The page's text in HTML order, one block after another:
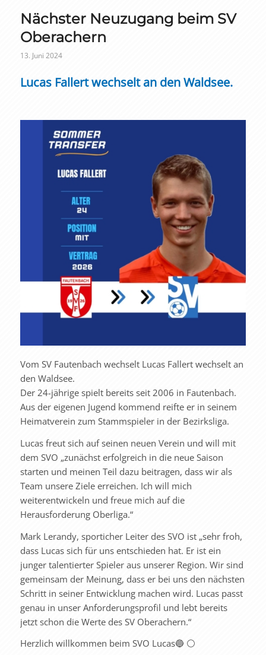
Nächster Neuzugang beim SV
Oberachern
13. Juni 2024
Lucas Fallert wechselt an den Waldsee.
Vom SV Fautenbach wechselt Lucas Fallert wechselt an
den Waldsee.
Der 24-jährige spielt bereits seit 2006 in Fautenbach.
Aus der eigenen Jugend kommend reifte er in seinem
Heimatverein zum Stammspieler in der Bezirksliga.
Lucas freut sich auf seinen neuen Verein und will mit
dem SVO „zunächst erfolgreich in die neue Saison
starten und meinen Teil dazu beitragen, dass wir als
Team unsere Ziele erreichen. Ich will mich
weiterentwickeln und freue mich auf die
Herausforderung Oberliga.“
Mark Lerandy, sporticher Leiter des SVO ist „sehr froh,
dass Lucas sich für uns entschieden hat. Er ist ein
junger talentierter Spieler aus unserer Region. Wir sind
gemeinsam der Meinung, dass er bei uns den nächsten
Schritt in seiner Entwicklung machen wird. Lucas passt
genau in unser Anforderungsprofil und lebt bereits
jetzt schon die Werte des SV Oberachern.“
Herzlich willkommen beim SVO Lucas🔵 ⚪